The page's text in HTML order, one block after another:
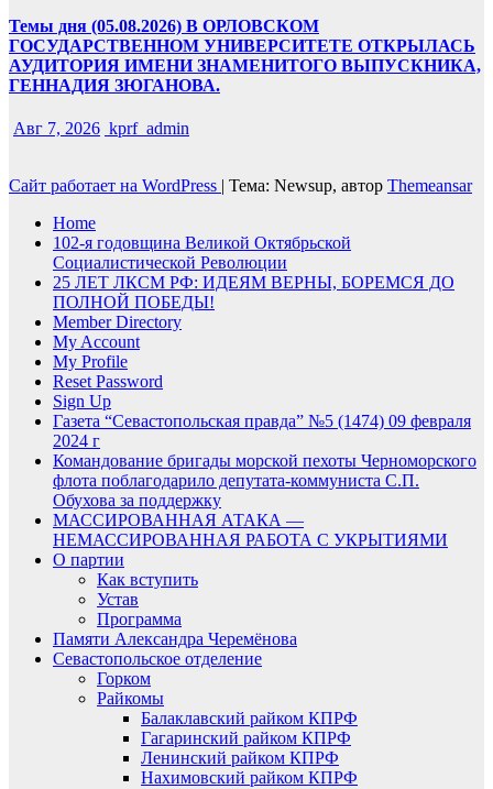
Темы дня (05.08.2026) В ОРЛОВСКОМ
ГОСУДАРСТВЕННОМ УНИВЕРСИТЕТЕ ОТКРЫЛАСЬ
АУДИТОРИЯ ИМЕНИ ЗНАМЕНИТОГО ВЫПУСКНИКА,
ГЕННАДИЯ ЗЮГАНОВА.
Авг 7, 2026 kprf_admin
Сайт работает на WordPress | Тема: Newsup, автор Themeansar
Home
102-я годовщина Великой Октябрьской
Социалистической Революции
25 ЛЕТ ЛКСМ РФ: ИДЕЯМ ВЕРНЫ, БОРЕМСЯ ДО
ПОЛНОЙ ПОБЕДЫ!
Member Directory
My Account
My Profile
Reset Password
Sign Up
Газета “Севастопольская правда” №5 (1474) 09 февраля
2024 г
Командование бригады морской пехоты Черноморского
флота поблагодарило депутата-коммуниста С.П.
Обухова за поддержку
МАССИРОВАННАЯ АТАКА —
НЕМАССИРОВАННАЯ РАБОТА С УКРЫТИЯМИ
О партии
Как вступить
Устав
Программа
Памяти Александра Черемёнова
Севастопольское отделение
Горком
Райкомы
Балаклавский райком КПРФ
Гагаринский райком КПРФ
Ленинский райком КПРФ
Нахимовский райком КПРФ